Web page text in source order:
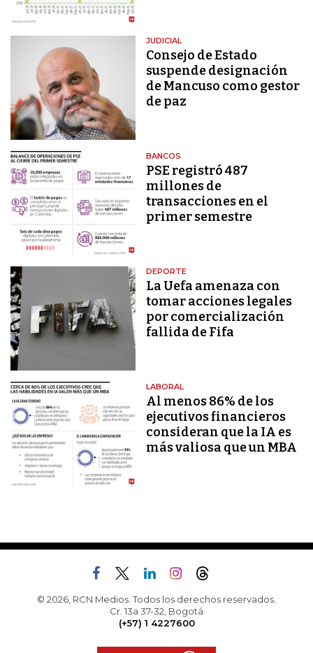
JUDICIAL
Consejo de Estado
suspende designación
de Mancuso como gestor
de paz
BANCOS
PSE registró 487
millones de
transacciones en el
primer semestre
DEPORTE
La Uefa amenaza con
tomar acciones legales
por comercialización
fallida de Fifa
LABORAL
Al menos 86% de los
ejecutivos financieros
consideran que la IA es
más valiosa que un MBA
© 2026, RCN Medios. Todos los derechos reservados.
Cr. 13a 37-32, Bogotá
(+57) 1 4227600